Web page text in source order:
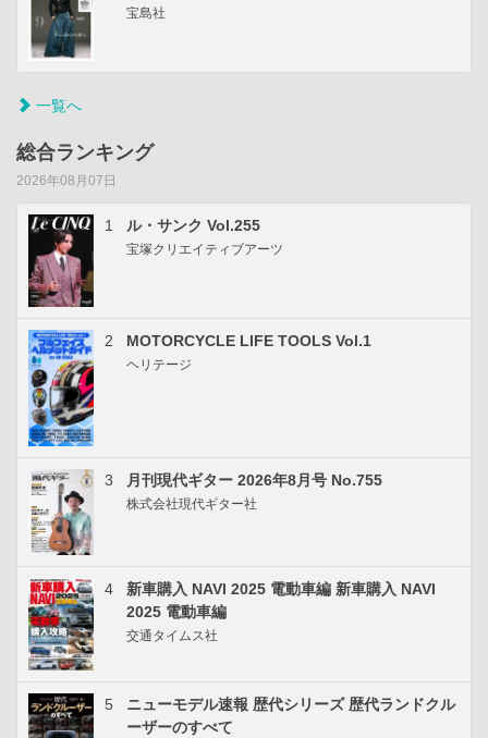
宝島社
一覧へ
総合ランキング
2026年08月07日
1 ル・サンク Vol.255
宝塚クリエイティブアーツ
2 MOTORCYCLE LIFE TOOLS Vol.1
ヘリテージ
3 月刊現代ギター 2026年8月号 No.755
株式会社現代ギター社
4
新車購入 NAVI 2025 電動車編 新車購入 NAVI
2025 電動車編
交通タイムス社
5
ニューモデル速報 歴代シリーズ 歴代ランドクル
ーザーのすべて